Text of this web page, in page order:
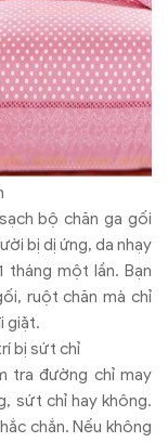
bộ chăn ga gối
bị dị ứng, da nhạy
tháng một lần. Bạn
ruột chăn mà chỉ
giặt.
bị sứt chỉ
tra đường chỉ may
sứt chỉ hay không.
chắn. Nếu không